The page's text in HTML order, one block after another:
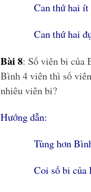
Can thứ hai ít
Can thứ hai
Bài 8: Số viên bi của
Bình 4 viên thì số
nhiêu viên bi?
Hướng dẫn:
Tùng hơn Bình
Coi số bi của